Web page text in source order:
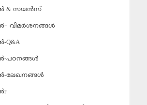
& സയന്‍സ്‌
വിമര്‍ശനങ്ങള്‍
പഠനങ്ങള്‍